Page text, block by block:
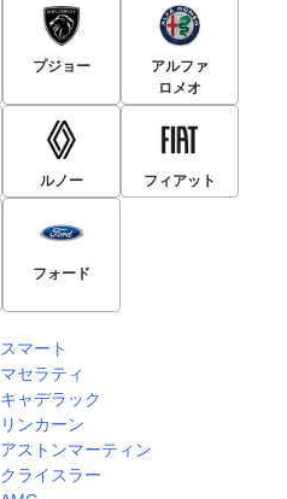
プジョー
アルファ
ロメオ
ルノー フィアット
フォード
スマート
マセラティ
キャデラック
リンカーン
アストンマーティン
クライスラー